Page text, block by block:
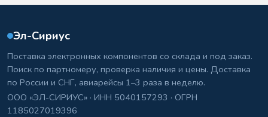
Эл-Сириус
Поставка электронных компонентов со склада и под заказ.
Поиск по партномеру, проверка наличия и цены. Доставка
по России и СНГ, авиарейсы 1–3 раза в неделю.
ООО «ЭЛ-СИРИУС» · ИНН 5040157293 · ОГРН
1185027019396